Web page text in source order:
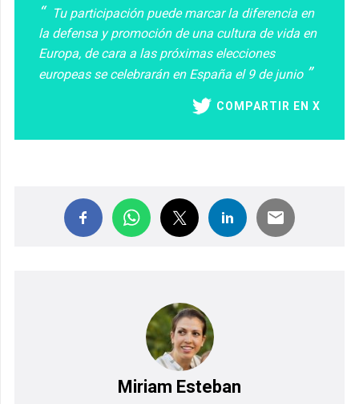
Tu participación puede marcar la diferencia en
la defensa y promoción de una cultura de vida en
Europa, de cara a las próximas elecciones
europeas se celebrarán en España el 9 de junio
COMPARTIR EN X
Miriam Esteban